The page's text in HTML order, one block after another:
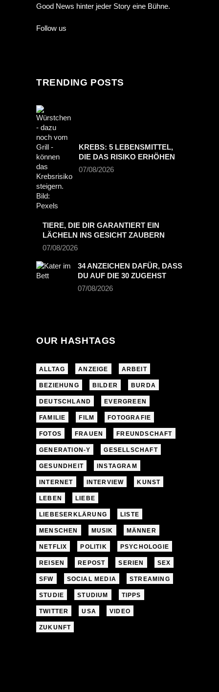
Good News hinter jeder Story eine Bühne.
Follow us
TRENDING POSTS
KREBS: 5 LEBENSMITTEL,
DIE DAS RISIKO ERHÖHEN
07/08/2026
TIERE, DIE DIR GARANTIERT EIN
LÄCHELN INS GESICHT ZAUBERN
07/08/2026
34 ANZEICHEN DAFÜR, DASS
DU AUF DIE 30 ZUGEHST
07/08/2026
OUR HASHTAGS
ALLTAG ANZEIGE ARBEIT
BEZIEHUNG BILDER BURDA
DEUTSCHLAND EVERGREEN
FAMILIE FILM FOTOGRAFIE
FOTOS FRAUEN FREUNDSCHAFT
GENERATION-Y GESELLSCHAFT
GESUNDHEIT INSTAGRAM
INTERNET INTERVIEW KUNST
LEBEN LIEBE
LIEBESERKLÄRUNG LISTE
MENSCHEN MUSIK MÄNNER
NETFLIX POLITIK PSYCHOLOGIE
REISEN REPOST SERIEN SEX
SFW SOCIAL MEDIA STREAMING
STUDIE STUDIUM TIPPS
TWITTER USA VIDEO
ZUKUNFT